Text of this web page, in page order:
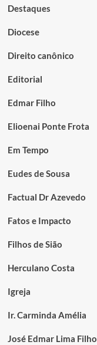
Destaques
Diocese
Direito canônico
Editorial
Edmar Filho
Elioenai Ponte Frota
Em Tempo
Eudes de Sousa
Factual Dr Azevedo
Fatos e Impacto
Filhos de Sião
Herculano Costa
Igreja
Ir. Carminda Amélia
José Edmar Lima Filho